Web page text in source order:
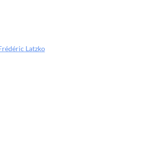
Latzko